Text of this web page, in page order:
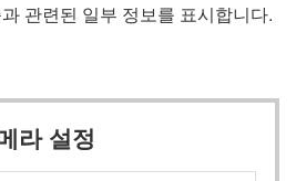
관련된 일부 정보를 표시합니다.
라 설정